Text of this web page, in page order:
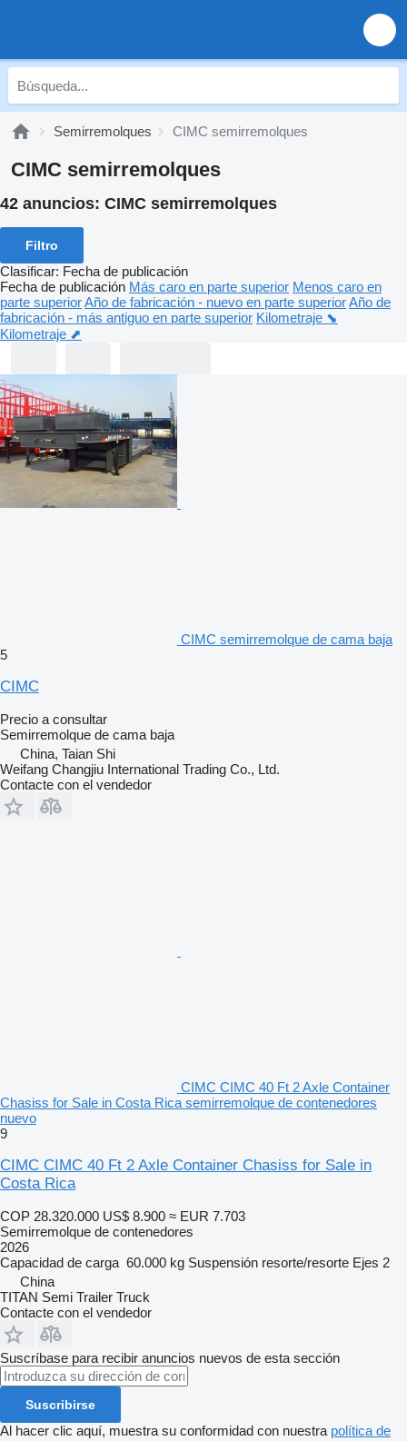
Semirremolques CIMC semirremolques
CIMC semirremolques
42 anuncios: CIMC semirremolques
Filtro
Clasificar: Fecha de publicación
Fecha de publicación Más caro en parte superior Menos caro en
parte superiorAño de fabricación - nuevo en parte superiorAño de
fabricación - más antiguo en parte superior Kilometraje ⬊
Kilometraje ⬈
CIMC semirremolque de cama baja
5
CIMC
Precio a consultar
Semirremolque de cama baja
China, Taian Shi
Weifang Changjiu International Trading Co., Ltd.
Contacte con el vendedor
CIMC CIMC 40 Ft 2 Axle Container
Chasiss for Sale in Costa Rica semirremolque de contenedores
nuevo
9
CIMC CIMC 40 Ft 2 Axle Container Chasiss for Sale in
Costa Rica
COP 28.320.000 US$ 8.900 ≈ EUR 7.703
Semirremolque de contenedores
2026
Capacidad de carga 60.000 kg Suspensión resorte/resorte Ejes 2
China
TITAN Semi Trailer Truck
Contacte con el vendedor
Suscríbase para recibir anuncios nuevos de esta sección
Suscribirse
Al hacer clic aquí, muestra su conformidad con nuestra política de